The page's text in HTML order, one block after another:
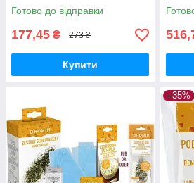
Готово до відправки
177,45 ₴ 273 ₴
Купити
–35%